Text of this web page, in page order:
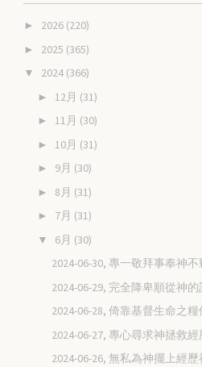
► 2026 (220)
► 2025 (365)
▼ 2024 (366)
► 12月 (31)
► 11月 (30)
► 10月 (31)
► 9月 (30)
► 8月 (31)
► 7月 (31)
▼ 6月 (30)
2024-06-30, 專一敬拜事奉神
2024-06-29, 完全降卑順從神
2024-06-28, 倚靠基督生命之
2024-06-27, 專心尋求神拯救
2024-06-26, 無私為神擺上經